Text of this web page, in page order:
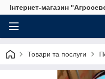
Інтернет-магазин
Товари та послуги